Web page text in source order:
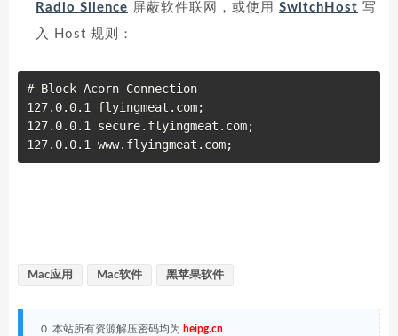
Radio Silence 屏蔽软件联网，或使用 SwitchHost 写
入 Host 规则：
# Block Acorn Connection
127.0.0.1 flyingmeat.com;
127.0.0.1 secure.flyingmeat.com;
Mac应用 Mac软件 黑苹果软件
0. 本站所有资源解压密码均为 heipg.cn